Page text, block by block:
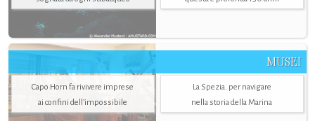
MUSEI
Capo Horn fa rivivere imprese
ai confini dell’impossibile
La Spezia. per navigare
nella storia della Marina